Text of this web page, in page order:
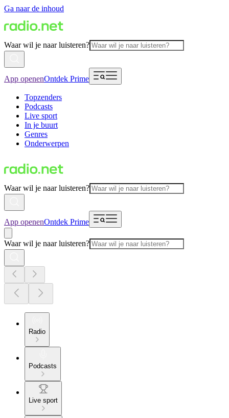
Ga naar de inhoud
Waar wil je naar luisteren?
App openenOntdek Prime
Topzenders
Podcasts
Live sport
In je buurt
Genres
Onderwerpen
Waar wil je naar luisteren?
App openenOntdek Prime
Waar wil je naar luisteren?
Radio
Podcasts
Live sport